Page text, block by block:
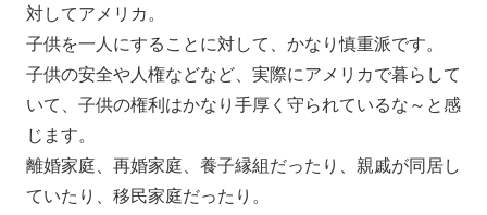
対してアメリカ。
子供を一人にすることに対して、かなり慎重派です。
子供の安全や人権などなど、実際にアメリカで暮らして
いて、子供の権利はかなり手厚く守られているな～と感
じます。
離婚家庭、再婚家庭、養子縁組だったり、親戚が同居し
ていたり、移民家庭だったり。